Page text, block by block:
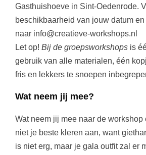
Gasthuishoeve in Sint-Oedenrode.
beschikbaarheid van jouw datum
naar info@creatieve-workshops.nl
Let op! Bij de groepsworkshops is
gebruik van alle materialen, één
fris en lekkers te snoepen
Wat neem jij mee?
Wat neem jij mee naar de workshop
niet je beste kleren aan, want
is niet erg, maar je gala outfit zal er